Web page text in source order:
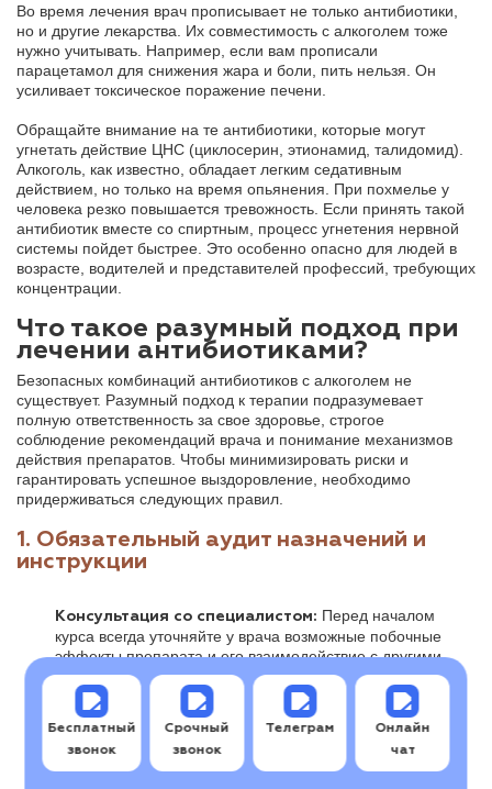
Во время лечения врач прописывает не только антибиотики,
но и другие лекарства. Их совместимость с алкоголем тоже
нужно учитывать. Например, если вам прописали
парацетамол для снижения жара и боли, пить нельзя. Он
усиливает токсическое поражение печени.
Обращайте внимание на те антибиотики, которые могут
угнетать действие ЦНС (циклосерин, этионамид, талидомид).
Алкоголь, как известно, обладает легким седативным
действием, но только на время опьянения. При похмелье у
человека резко повышается тревожность. Если принять такой
антибиотик вместе со спиртным, процесс угнетения нервной
системы пойдет быстрее. Это особенно опасно для людей в
возрасте, водителей и представителей профессий, требующих
концентрации.
Что такое разумный подход при
лечении антибиотиками?
Безопасных комбинаций антибиотиков с алкоголем не
существует. Разумный подход к терапии подразумевает
полную ответственность за свое здоровье, строгое
соблюдение рекомендаций врача и понимание механизмов
действия препаратов. Чтобы минимизировать риски и
гарантировать успешное выздоровление, необходимо
придерживаться следующих правил.
1. Обязательный аудит назначений и
инструкции
Консультация со специалистом: Перед началом
курса всегда уточняйте у врача возможные побочные
эффекты препарата и его взаимодействие с другими
веществами.
Изучение группы препарата:Обращайте внимание
не только на коммерческое название, но и на
действующее вещество. Например, если лекарство
относится к группецефалоспориновили
Бесплатный
звонок
Срочный
звонок
Телеграм
Онлайн
чат